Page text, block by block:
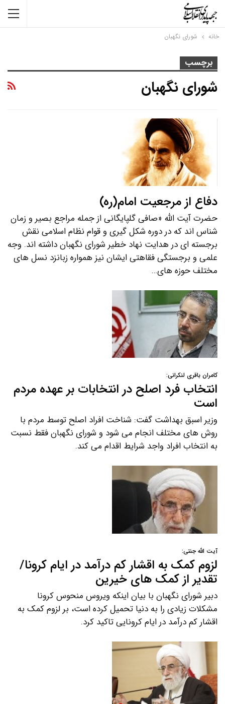
خانه شورای نگهبان
برچسب
شورای نگهبان
دفاع از مرجعیت امام(ره)
حضرت آیت الله «صافی گلپایگانی از جمله مراجع بصیر و زمان
شناس اند که در دوره شکل گیری و قوام نظام اسلامی نقش
برجسته ای در هدایت نهاد خطیر شورای نگهبان داشته اند. وجه
علمی و برجستگی فقاهتی ایشان نیز همواره زبانزد نسل های
مختلف حوزه های…
کامران باقری لنکرانی:
انتخاب فرد اصلح در انتخابات بر عهده مردم
است
وزیر اسبق بهداشت گفت: شناخت افراد اصلح توسط مردم با
روش های مختلف انجام می شود و شورای نگهبان فقط نسبت
به انتخاب افراد واجد شرایط اقدام می کند.
آیت الله جنتی:
لزوم کمک به اقشار کم درآمد در ایام کرونا/
تقدیر از کمک های خیرین
دبیر شورای نگهبان با بیان اینکه ویروس منحوس کرونا
مشکلات زیادی را به دنیا تحمیل کرده است، بر لزوم کمک به
اقشار کم درآمد در ایام کرونایی تاکید کرد.